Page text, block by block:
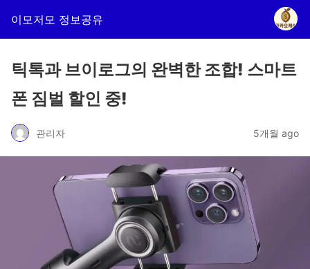
이모저모 정보공유
틱톡과 브이로그의 완벽한 조합! 스마트
폰 짐벌 할인 중!
관리자 5개월 ago